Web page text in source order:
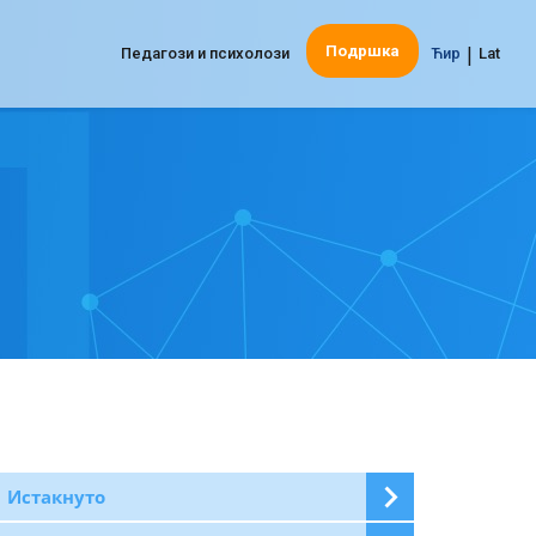
Ћир | Lat
Педагози и психолози Подршка
Истакнуто